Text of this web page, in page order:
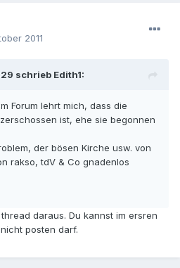
2011
schrieb Edith1:
Forum lehrt mich, dass die
ist, ehe sie begonnen
der bösen Kirche usw. von
rakso, tdV & Co gnadenlos
daraus. Du kannst im ersren
posten darf.